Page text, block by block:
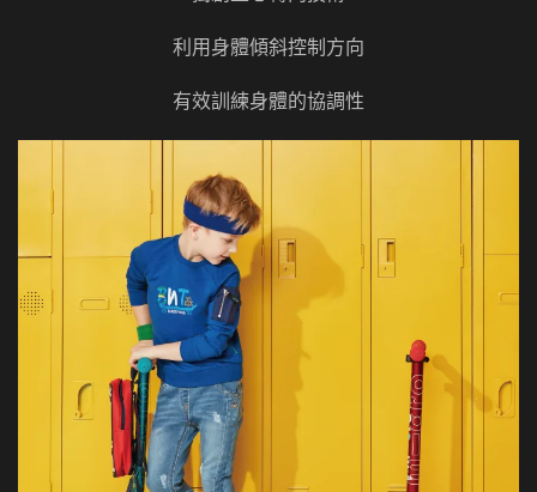
利用身體傾斜控制方向
有效訓練身體的協調性